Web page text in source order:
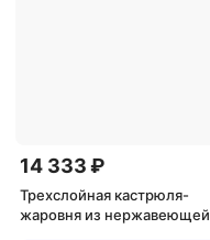
14 333 ₽
Трехслойная кастрюля-
жаровня из нержавеющей